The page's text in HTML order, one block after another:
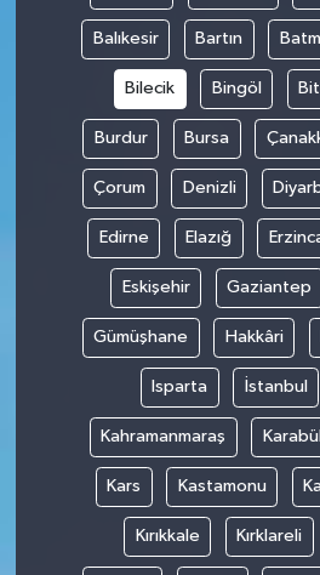
Balıkesir Bartın
Bilecik Bingöl
Burdur Bursa
Çorum Denizli
Edirne Elazığ
Eskişehir Gaziantep
Gümüşhane Hakkâri
Isparta İstanbul
Kahramanmaraş
Kars Kastamonu
Kırıkkale Kırklareli